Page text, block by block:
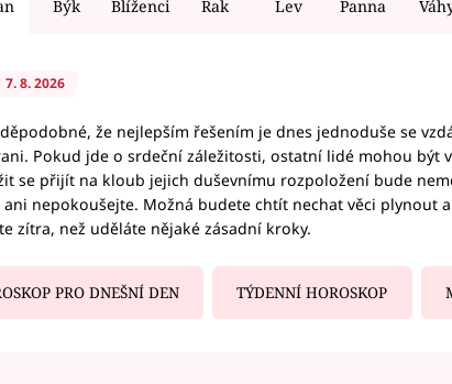
Býk Blíženci Rak Lev Panna
7. 8. 2026
že nejlepším řešením je dnes jednoduše se
Pokud jde o srdeční záležitosti, ostatní lidé mohou být
se přijít na kloub jejich duševnímu rozpoložení bude
ani nepokoušejte. Možná budete chtít nechat věci plynout
zítra, než uděláte nějaké zásadní kroky.
PRO DNEŠNÍ DEN TÝDENNÍ HOROSKOP